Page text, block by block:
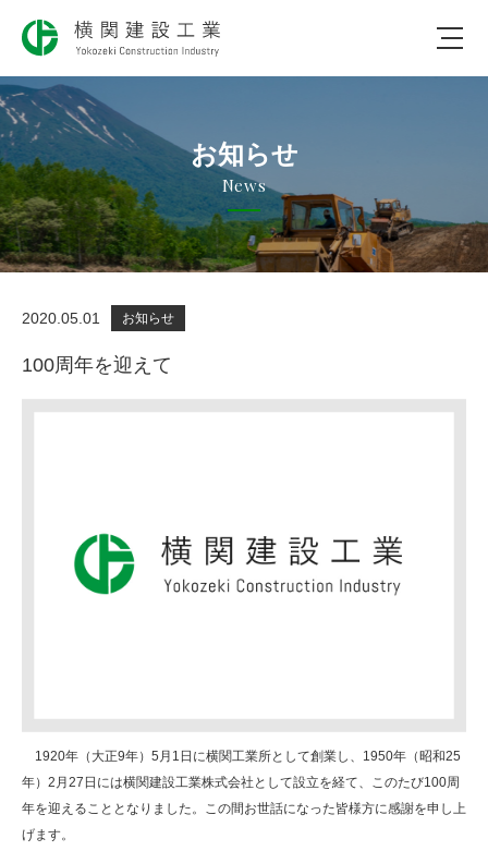
会社のコト
仕事のコト
社会のコト
採用について
お知らせ
News
2020.05.01 お知らせ
100周年を迎えて
1920年（大正9年）5月1日に横関工業所として創業し、1950年（昭和25
年）2月27日には横関建設工業株式会社として設立を経て、このたび100周
年を迎えることとなりました。この間お世話になった皆様方に感謝を申し上
げます。